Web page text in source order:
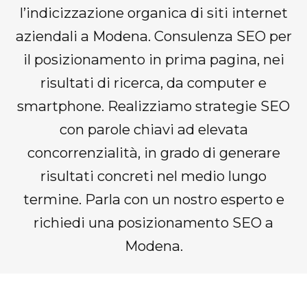
l’indicizzazione organica di siti internet
aziendali a Modena. Consulenza SEO per
il posizionamento in prima pagina, nei
risultati di ricerca, da computer e
smartphone. Realizziamo strategie SEO
con parole chiavi ad elevata
concorrenzialità, in grado di generare
risultati concreti nel medio lungo
termine. Parla con un nostro esperto e
richiedi una posizionamento SEO a
Modena.